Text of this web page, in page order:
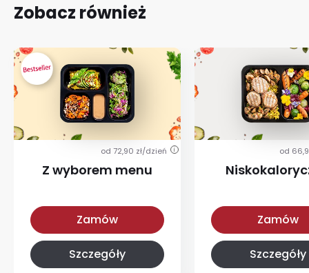
Zobacz również
od 72,90 zł/dzień i
Z wyborem menu
Zamów
Szczegóły
od
Zamów
Szczegóły